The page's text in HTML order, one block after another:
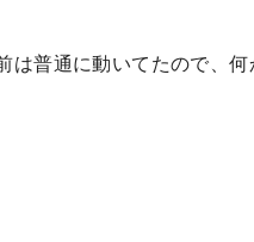
は普通に動いてたので、